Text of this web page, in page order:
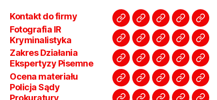
Kontakt do firmy
Fotografia IR
Kryminalistyka
Zakres Działania
Ekspertyzy Pisemne
Ocena materiału
Policja Sądy
Prokuratury
Kontakt
do
firmy
Fotografia
IR
Kryminalistyka
Zakres
Działania
Ekspertyzy
Pisemne
Ocena
materiału
Policja
Sądy
lub
na
Jak
wysłać
do
nas
Pliki
Regulamin
FAQ
Pytania
i
odpowiedzi
Kim
jesteśmy
?
-
nasza
Opinie
o
Firmie
Odzyskiwanie
telefony
karty
Oferta
Dla
Agencji
Cennik
Zakres
działania
Poprawianie
Odszumianie
Polityka
prywatności
Poradniki
Zakrespo